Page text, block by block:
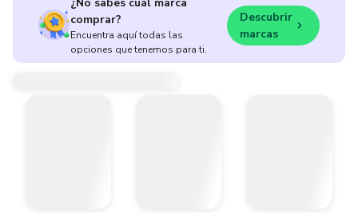
comprar?
Encuentra aquí todas las
opciones que tenemos para ti.
Descubrir
marcas